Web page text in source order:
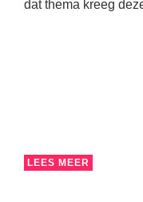
dat thema kreeg
LEES MEER